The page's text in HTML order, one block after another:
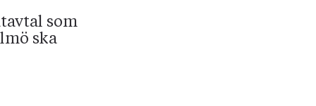
som
ska